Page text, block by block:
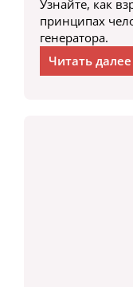
Узнайте, как
принципах
генератора.
Читать